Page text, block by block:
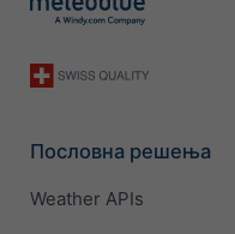
Пословна решења
Weather APIs